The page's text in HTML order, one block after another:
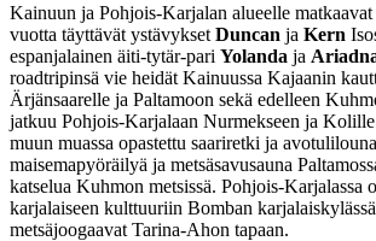
Kainuun ja Pohjois-Karjalan alueelle
vuotta täyttävät ystävykset Duncan ja Kern
espanjalainen äiti-tytär-pari Yolanda ja
roadtripinsä vie heidät Kainuussa Kajaanin
Ärjänsaarelle ja Paltamoon sekä edelleen
jatkuu Pohjois-Karjalaan Nurmekseen ja
muun muassa opastettu saariretki ja
maisemapyöräilyä ja metsäsavusauna
katselua Kuhmon metsissä. Pohjois-Karjalassa
karjalaiseen kulttuuriin Bomban
metsäjoogaavat Tarina-Ahon tapaan.